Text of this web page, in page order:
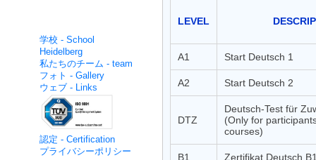
学校 - School
Heidelberg
私たちのチーム - team
フォト - Gallery
ウェブ - Links
認定 - Certification
プライバシーポリシー
LEVEL
A1 Start Deutsch 1
A2 Start Deutsch 2
DTZ
Deutsch-Test für
(Only for
courses)
B1 Zertifikat Deutsch